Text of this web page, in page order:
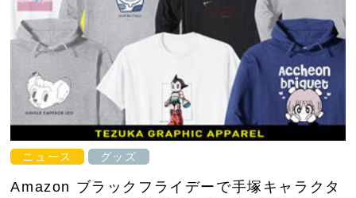
ニュース グッズ
Amazon ブラックフライデーで手塚キャラクタ